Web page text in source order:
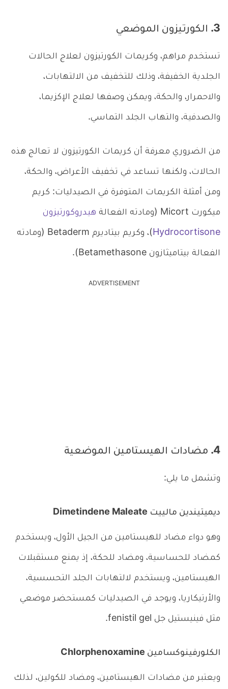
3. الكورتيزون الموضعي
تستخدم مراهم، وكريمات الكورتيزون لعلاج الحالات
الجلدية الخفيفة، وذلك للتخفيف من الالتهابات،
والاحمرار، والحكة، ويمكن وصفها لعلاج الإكزيما،
والصدفية، والتهاب الجلد التماسي.
من الضروري معرفة أن كريمات الكورتيزون لا تعالج هذه
الحالات، ولكنها تساعد في تخفيف الأعراض، والحكة،
ومن أمثلة الكريمات المتوفرة في الصيدليات: كريم
ميكورت Micort (ومادته الفعالة هيدروكورتيزون
Hydrocortisone )، وكريم بيتاديرم Betaderm (ومادته
الفعالة بيتاميثازون Betamethasone).
ADVERTISEMENT
4. مضادات الهيستامين الموضعية
وتشمل ما يلي:
ديميتيندين مالييت Dimetindene Maleate
وهو دواء مضاد للهيستامين من الجيل الأول، ويستخدم
كمضاد للحساسية، ومضاد للحكة، إذ يمنع مستقبلات
الهيستامين، ويستخدم لالتهابات الجلد التحسسية،
والأرتيكاريا، ويوجد في الصيدليات كمستحضر موضعي
مثل فينيستيل جل fenistil gel.
الكلورفينوكسامين Chlorphenoxamine
ويعتبر من مضادات الهيستامين، ومضاد للكولين، لذلك